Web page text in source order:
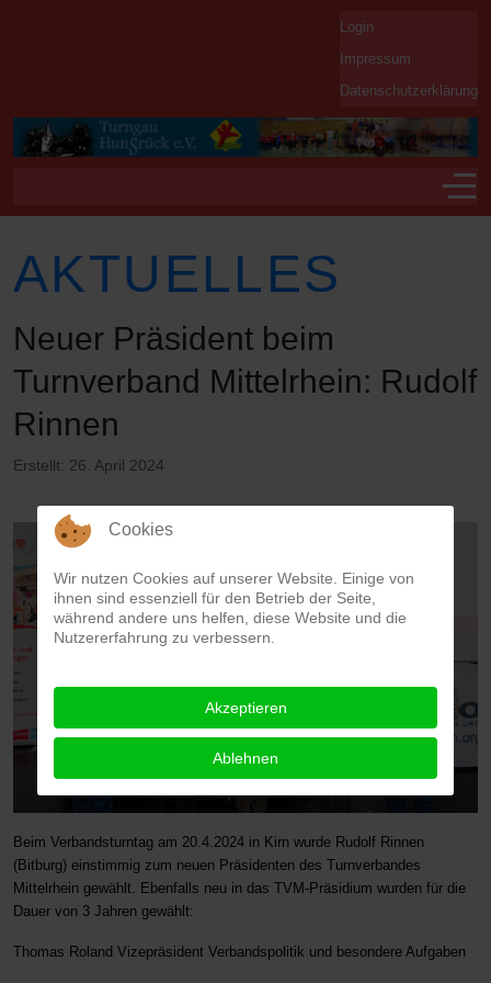
Login
Impressum
Datenschutzerklärung
Off-
AKTUELLES
Neuer Präsident beim
Turnverband Mittelrhein: Rudolf
Rinnen
Erstellt: 26. April 2024
Beim Verbandsturntag am 20.4.2024 in Kirn wurde Rudolf Rinnen
(Bitburg) einstimmig zum neuen Präsidenten des Turnverbandes
Mittelrhein gewählt. Ebenfalls neu in das TVM-Präsidium wurden für die
Dauer von 3 Jahren gewählt:
Thomas Roland Vizepräsident Verbandspolitik und besondere Aufgaben
Cookies
Wir nutzen Cookies auf unserer Website. Einige von
ihnen sind essenziell für den Betrieb der Seite,
während andere uns helfen, diese Website und die
Nutzererfahrung zu verbessern.
Akzeptieren
Ablehnen